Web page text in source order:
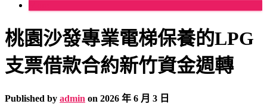
桃園沙發專業電梯保養的LPG
支票借款合約新竹資金週轉
Published by admin on 2026 年 6 月 3 日